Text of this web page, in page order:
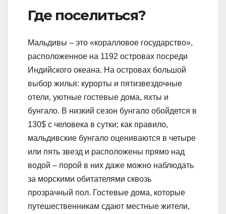
Где поселиться?
Мальдивы – это «коралловое государство»,
расположенное на 1192 островах посреди
Индийского океана. На островах большой
выбор жилья: курорты и пятизвездочные
отели, уютные гостевые дома, яхты и
бунгало. В низкий сезон бунгало обойдется в
130$ с человека в сутки; как правило,
мальдивские бунгало оцениваются в четыре
или пять звезд и расположены прямо над
водой – порой в них даже можно наблюдать
за морскими обитателями сквозь
прозрачный пол. Гостевые дома, которые
путешественникам сдают местные жители,